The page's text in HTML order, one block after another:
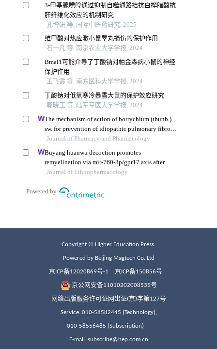
Copyright © Higher Education Press.
Powered by Beijing Magtech Co. Ltd
京ICP备12020869号-1 京ICP备150856号
京公网安备11010202008535号
网络出版服务许可证网出证(京)字第127号
Service: 010-58582445 (Technology);
010-58556485 (Subscription)
E-mail: subscribe@hep.com.cn